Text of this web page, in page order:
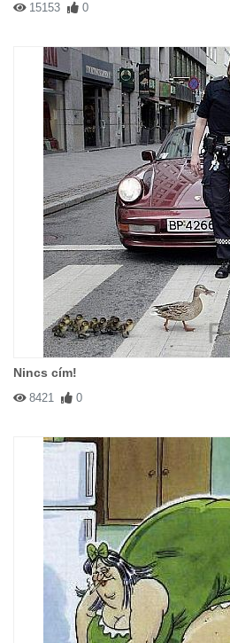
#68586 Nikee|2004-03-20 00:00:00|
Cuki a kép!Talán ilyen szöveggel:
férjemnek??
#65531 csury|2004-03-03 00:00:00|
...egy bakkmacska bosszuja...
Miért pöttyesek a cicák?????
#62690 Ancsi|2004-02-20 00:00:00|
Nagyon-nagy kép
15153 0
Nincs cím!
8421 0